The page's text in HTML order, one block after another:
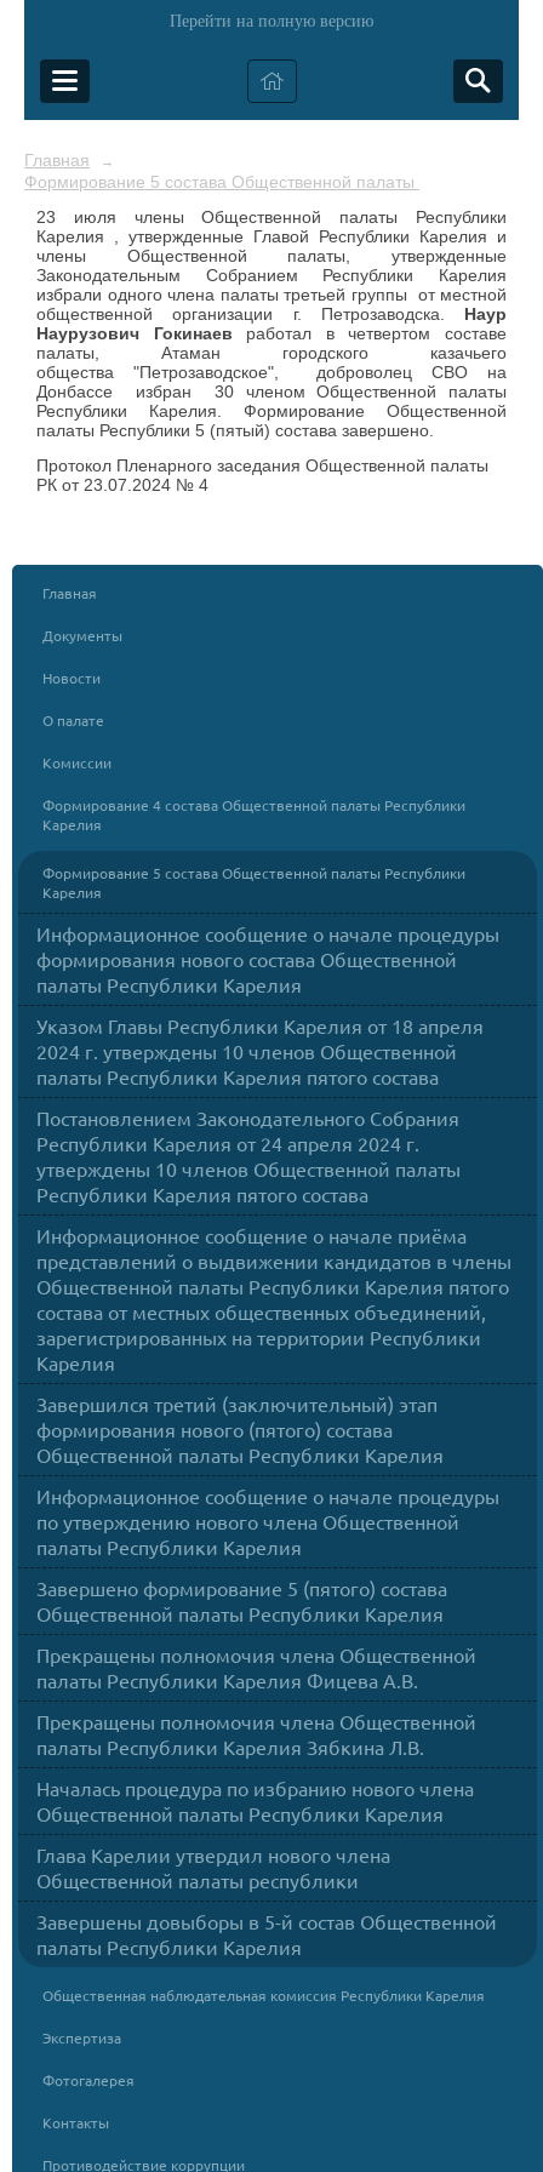
Перейти на полную версию
Главная →
Формирование 5 состава Общественной палаты Республики
23 июля члены Общественной палаты Республики
Карелия , утвержденные Главой Республики Карелия и
члены Общественной палаты, утвержденные
Законодательным Собранием Республики Карелия
избрали одного члена палаты третьей группы от местной
общественной организации г. Петрозаводска. Наур
Наурузович Гокинаев работал в четвертом составе
палаты, Атаман городского казачьего
общества "Петрозаводское", доброволец СВО на
Донбассе избран 30 членом Общественной палаты
Республики Карелия. Формирование Общественной
палаты Республики 5 (пятый) состава завершено.
Протокол Пленарного заседания Общественной палаты
РК от 23.07.2024 № 4
Главная
Документы
Новости
О палате
Комиссии
Формирование 4 состава Общественной палаты Республики
Карелия
Формирование 5 состава Общественной палаты Республики
Карелия
Информационное сообщение о начале процедуры
формирования нового состава Общественной
палаты Республики Карелия
Указом Главы Республики Карелия от 18 апреля
2024 г. утверждены 10 членов Общественной
палаты Республики Карелия пятого состава
Постановлением Законодательного Собрания
Республики Карелия от 24 апреля 2024 г.
утверждены 10 членов Общественной палаты
Республики Карелия пятого состава
Информационное сообщение о начале приёма
представлений о выдвижении кандидатов в члены
Общественной палаты Республики Карелия пятого
состава от местных общественных объединений,
зарегистрированных на территории Республики
Карелия
Завершился третий (заключительный) этап
формирования нового (пятого) состава
Общественной палаты Республики Карелия
Информационное сообщение о начале процедуры
по утверждению нового члена Общественной
палаты Республики Карелия
Завершено формирование 5 (пятого) состава
Общественной палаты Республики Карелия
Прекращены полномочия члена Общественной
палаты Республики Карелия Фицева А.В.
Прекращены полномочия члена Общественной
палаты Республики Карелия Зябкина Л.В.
Началась процедура по избранию нового члена
Общественной палаты Республики Карелия
Глава Карелии утвердил нового члена
Общественной палаты республики
Завершены довыборы в 5-й состав Общественной
палаты Республики Карелия
Общественная наблюдательная комиссия Республики Карелия
Экспертиза
Фотогалерея
Контакты
Противодействие коррупции